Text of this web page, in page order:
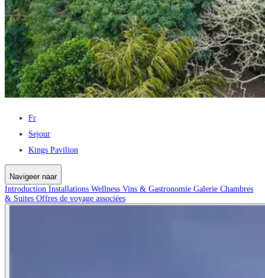
Fr
Sejour
Kings Pavilion
Navigeer naar
Introduction Installations Wellness Vins & Gastronomie Galerie Chambres
& Suites Offres de voyage associées